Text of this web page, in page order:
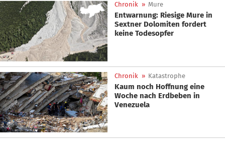
Chronik » Mure
Entwarnung: Riesige Mure in
Sextner Dolomiten fordert
keine Todesopfer
Chronik » Katastrophe
Kaum noch Hoffnung eine
Woche nach Erdbeben in
Venezuela